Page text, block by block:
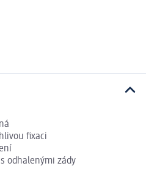
fixaci
odhalenými zády